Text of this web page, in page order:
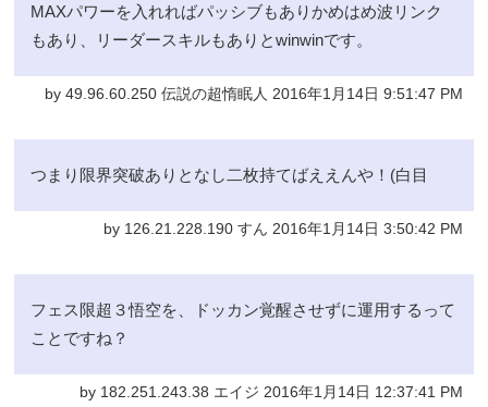
MAXパワーを入れればパッシブもありかめはめ波リンク
もあり、リーダースキルもありとwinwinです。
by 49.96.60.250 伝説の超惰眠人 2016年1月14日 9:51:47 PM
つまり限界突破ありとなし二枚持てばええんや！(白目
by 126.21.228.190 すん 2016年1月14日 3:50:42 PM
フェス限超３悟空を、ドッカン覚醒させずに運用するって
ことですね？
by 182.251.243.38 エイジ 2016年1月14日 12:37:41 PM